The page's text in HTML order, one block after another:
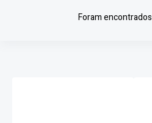
Foram encontrados